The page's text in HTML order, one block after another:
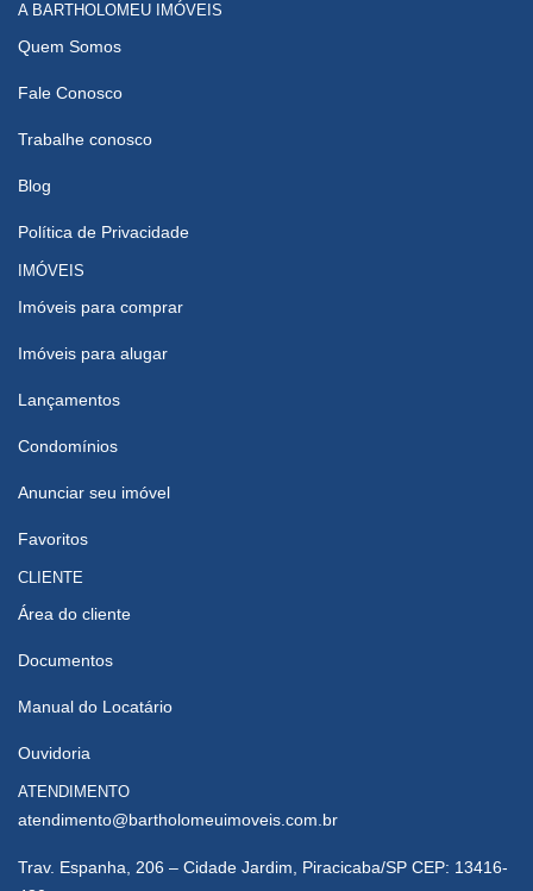
A BARTHOLOMEU IMÓVEIS
Quem Somos
Fale Conosco
Trabalhe conosco
Blog
Política de Privacidade
IMÓVEIS
Imóveis para comprar
Imóveis para alugar
Lançamentos
Condomínios
Anunciar seu imóvel
Favoritos
CLIENTE
Área do cliente
Documentos
Manual do Locatário
Ouvidoria
ATENDIMENTO
atendimento@bartholomeuimoveis.com.br
Trav. Espanha, 206 – Cidade Jardim, Piracicaba/SP CEP: 13416-